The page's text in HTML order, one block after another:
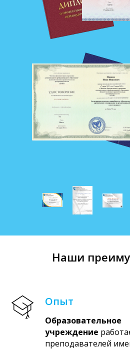
Наши
Опыт
Образовательное
учреждение
преподавателей